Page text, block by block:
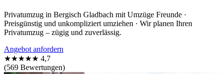
Privatumzug in Bergisch Gladbach mit Umzüge Freunde ·
Preisgünstig und unkompliziert umziehen · Wir planen Ihren
Privatumzug – zügig und zuverlässig.
Angebot anfordern
★★★★★ 4,7
(569 Bewertungen)